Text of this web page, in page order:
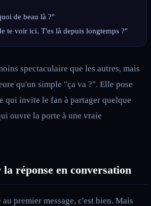
de beau là ?"
te voir ici. T'es là depuis longtemps ?"
spectaculaire que les autres, mais
qu'un simple "ça va ?". Elle pose
qui invite le fan à partager quelque
ouvre la porte à une vraie
réponse en conversation
premier message, c'est bien. Mais